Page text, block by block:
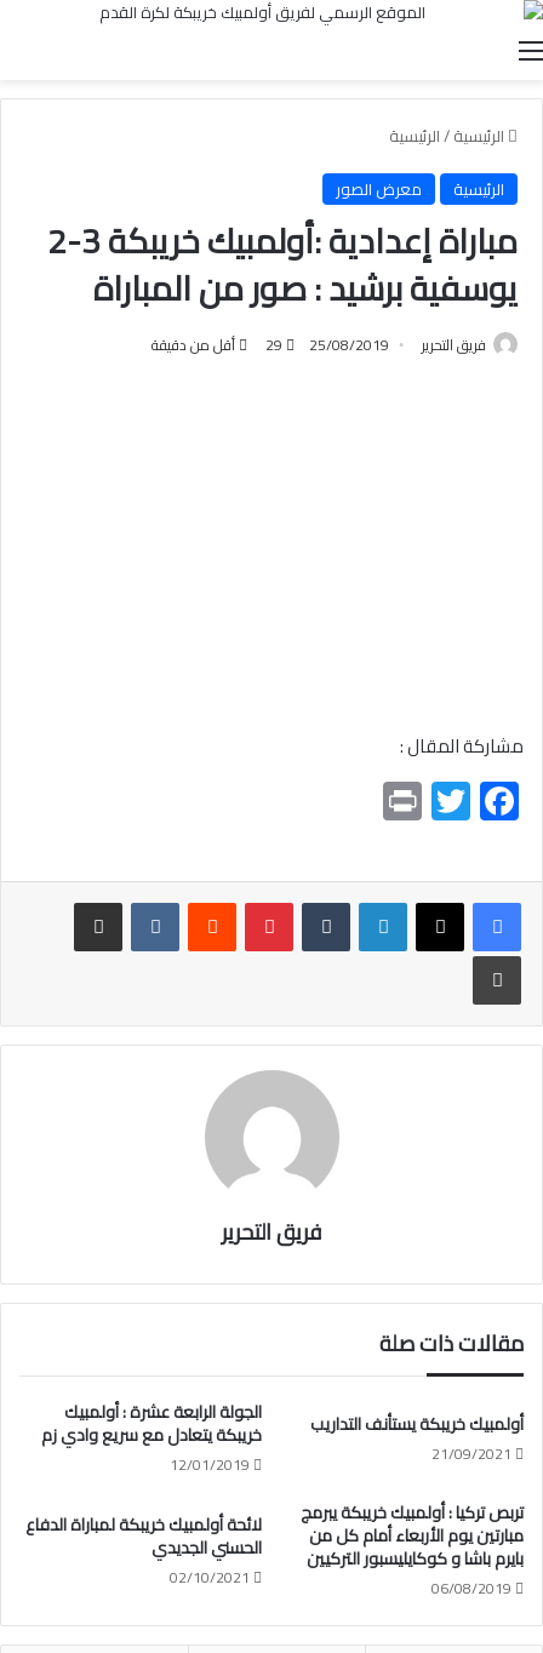
القائمة
الرئيسية/الرئيسية
الرئيسية
معرض الصور
مباراة إعدادية :أولمبيك خريبكة 3-2
يوسفية برشيد : صور من المباراة
فريق التحرير 25/08/2019
29 أقل من دقيقة
مشاركة المقال :
F
ac
e
b
o
ok
T
wi
tt
er
t لينكدإن بينتيريست
مشاركة عبر البريد
طباعة
فريق التحرير
مقالات ذات صلة
أولمبيك خريبكة يستأنف التداريب
21/09/2021
الجولة الرابعة عشرة : أولمبيك
خريبكة يتعادل مع سريع وادي زم
12/01/2019
تربص تركيا : أولمبيك خريبكة يبرمج
مبارتين يوم الأربعاء أمام كل من
بايرم باشا و كوكايليسبور التركيين
06/08/2019
لائحة أولمبيك خريبكة لمباراة الدفاع
الحسني الجديدي
02/10/2021